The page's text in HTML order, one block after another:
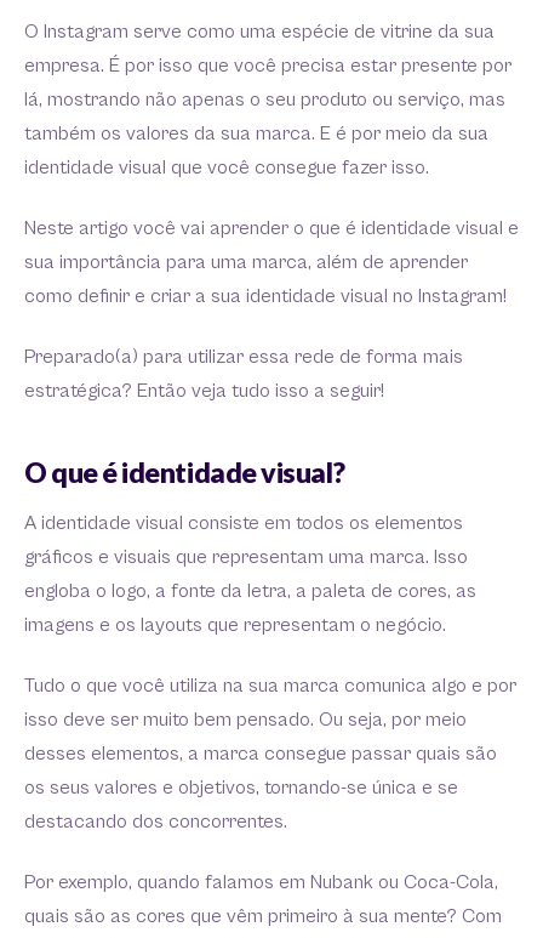
O Instagram serve como uma espécie de vitrine da sua
empresa. É por isso que você precisa estar presente por
lá, mostrando não apenas o seu produto ou serviço, mas
também os valores da sua marca. E é por meio da sua
identidade visual que você consegue fazer isso.
Neste artigo você vai aprender o que é identidade visual e
sua importância para uma marca, além de aprender
como definir e criar a sua identidade visual no Instagram!
Preparado(a) para utilizar essa rede de forma mais
estratégica? Então veja tudo isso a seguir!
O que é identidade visual?
A identidade visual consiste em todos os elementos
gráficos e visuais que representam uma marca. Isso
engloba o logo, a fonte da letra, a paleta de cores, as
imagens e os layouts que representam o negócio.
Tudo o que você utiliza na sua marca comunica algo e por
isso deve ser muito bem pensado. Ou seja, por meio
desses elementos, a marca consegue passar quais são
os seus valores e objetivos, tornando-se única e se
destacando dos concorrentes.
Por exemplo, quando falamos em Nubank ou Coca-Cola,
quais são as cores que vêm primeiro à sua mente? Com